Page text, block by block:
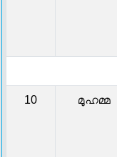
10 മുഹമ്മ